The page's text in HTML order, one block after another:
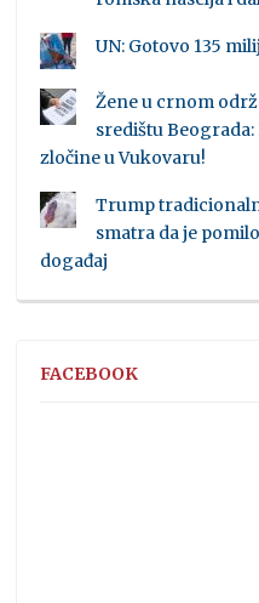
UN: Gotovo 135
Žene u crnom
središtu
zločine u Vukovaru!
Trump
smatra da je
događaj
FACEBOOK